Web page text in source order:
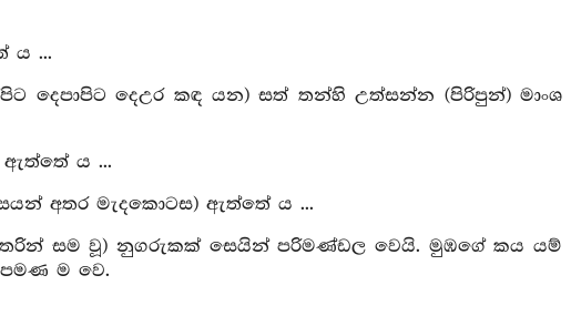
ය ...
දෙපාපිට දෙඋර කඳ යන) සත් තන්හි උත්සන්න (පිරිපුන්) මාංශ
ඇත්තේ ය ...
අතර මැදකොටස) ඇත්තේ ය ...
සම වූ) නුගරුකක් සෙයින් පරිමණ්ඩල වෙයි. මුඹගේ කය යම්
ම වෙ.